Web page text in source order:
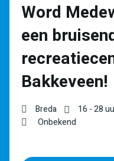
Word
een
Bakkeveen!
Breda 16 - 28
Onbekend